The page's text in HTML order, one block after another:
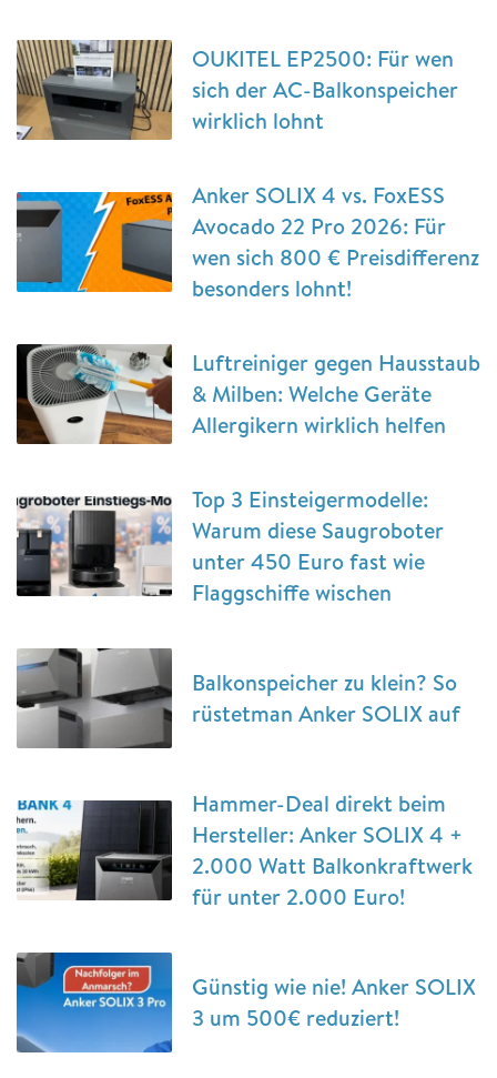
OUKITEL EP2500: Für wen
sich der AC-Balkonspeicher
wirklich lohnt
Anker SOLIX 4 vs. FoxESS
Avocado 22 Pro 2026: Für
wen sich 800 € Preisdifferenz
besonders lohnt!
Luftreiniger gegen Hausstaub
& Milben: Welche Geräte
Allergikern wirklich helfen
Top 3 Einsteigermodelle:
Warum diese Saugroboter
unter 450 Euro fast wie
Flaggschiffe wischen
Balkonspeicher zu klein? So
rüstetman Anker SOLIX auf
Hammer-Deal direkt beim
Hersteller: Anker SOLIX 4 +
2.000 Watt Balkonkraftwerk
für unter 2.000 Euro!
Günstig wie nie! Anker SOLIX
3 um 500€ reduziert!